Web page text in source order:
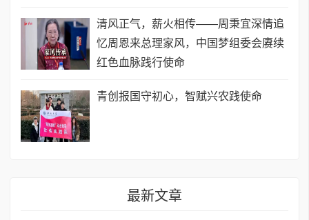
清风正气，薪火相传——周秉宜深情追
忆周恩来总理家风，中国梦组委会赓续
红色血脉践行使命
青创报国守初心，智赋兴农践使命
最新文章